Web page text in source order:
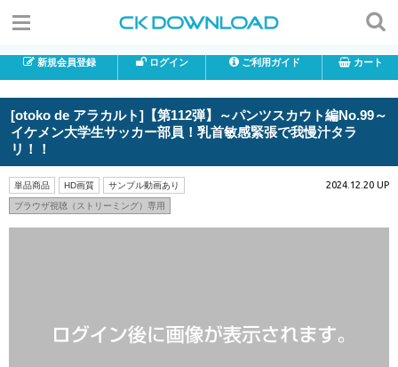
新規会員登録 ログイン ご利用ガイド カート
[otoko de アラカルト]【第112弾】～パンツスカウト編No.99～
イケメン大学生サッカー部員！乳首敏感緊張で我慢汁タラ
リ！！
単品商品 HD画質 サンプル動画あり
ブラウザ視聴（ストリーミング）専用
2024.12.20 UP